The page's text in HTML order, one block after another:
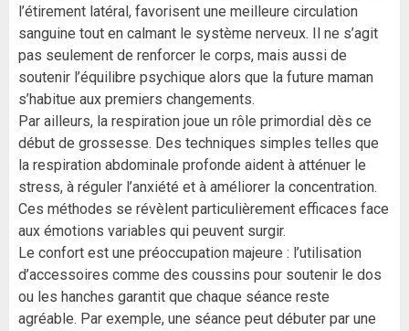
l’étirement latéral, favorisent une meilleure circulation
sanguine tout en calmant le système nerveux. Il ne s’agit
pas seulement de renforcer le corps, mais aussi de
soutenir l’équilibre psychique alors que la future maman
s’habitue aux premiers changements.
Par ailleurs, la respiration joue un rôle primordial dès ce
début de grossesse. Des techniques simples telles que
la respiration abdominale profonde aident à atténuer le
stress, à réguler l’anxiété et à améliorer la concentration.
Ces méthodes se révèlent particulièrement efficaces face
aux émotions variables qui peuvent surgir.
Le confort est une préoccupation majeure : l’utilisation
d’accessoires comme des coussins pour soutenir le dos
ou les hanches garantit que chaque séance reste
agréable. Par exemple, une séance peut débuter par une